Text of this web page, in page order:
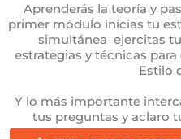
Aprenderás la teoría y
primer módulo inicias tu
simultánea ejercitas
estrategias y técnicas
Estilo
Y lo más importante
tus preguntas y aclaro